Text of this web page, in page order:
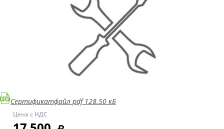
Сертификатфайл pdf 128.50 кБ
Цена с НДС